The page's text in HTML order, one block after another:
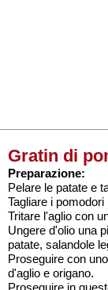
Gratin di
Preparazione:
Pelare le patate e
Tagliare i
Tritare l'aglio con
Ungere d'olio una
patate, salandole
Proseguire con
d'aglio e origano.
Proseguire in